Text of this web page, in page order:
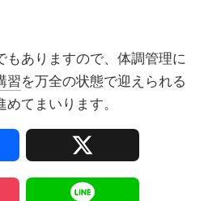
もありますので、体調管理に
習を万全の状態で迎えられる
てまいります。